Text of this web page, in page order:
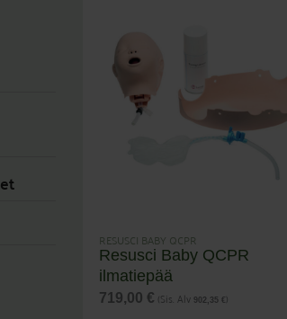
RESUSCI BABY QCPR
Resusci Baby QCPR
ilmatiepää
719,00€ (Sis. Alv 902,35 € )